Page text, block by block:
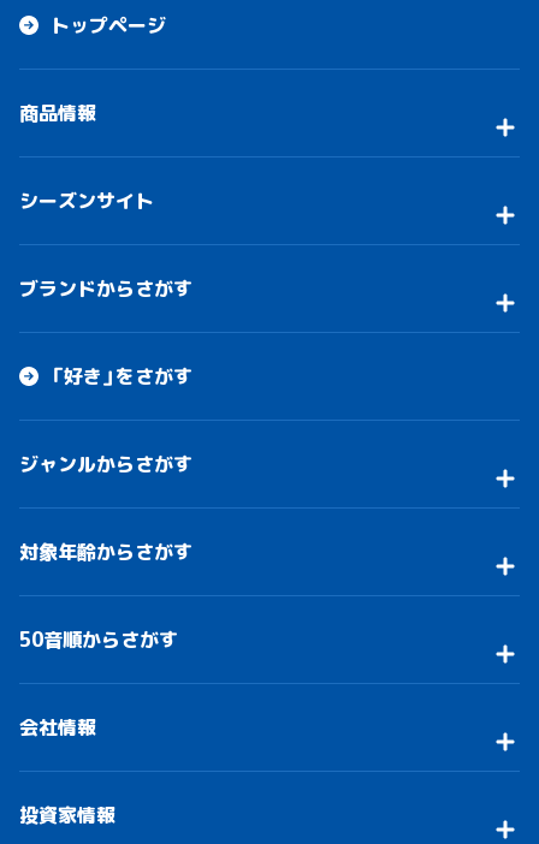
トップページ
商品情報
シーズンサイト
ブランドからさがす
「好き」をさがす
ジャンルからさがす
対象年齢からさがす
50音順からさがす
会社情報
投資家情報